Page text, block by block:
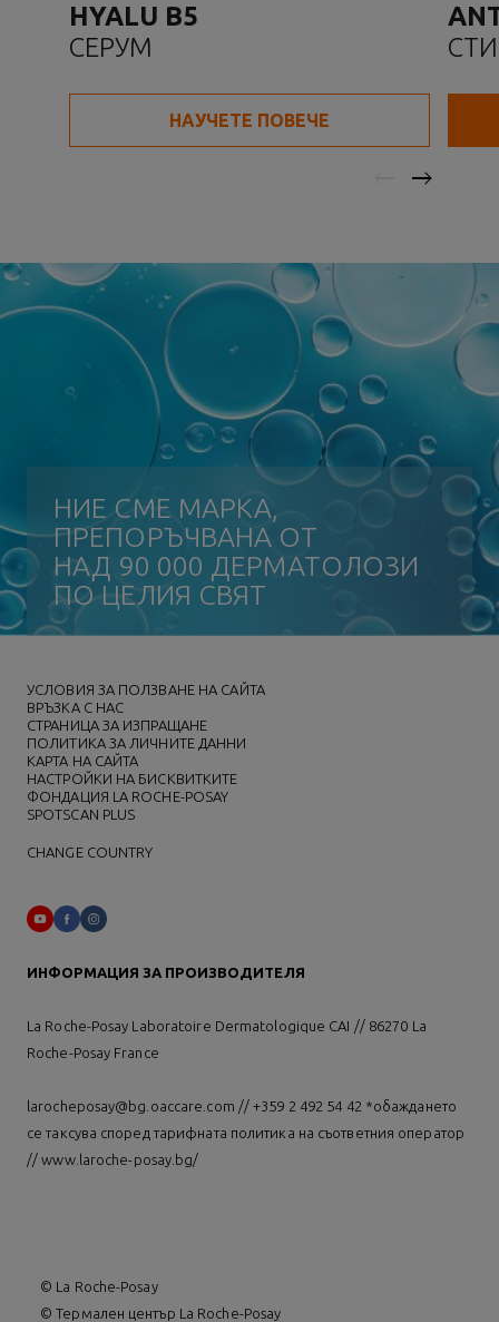
HYALU B5
СЕРУМ
НАУЧЕТЕ ПОВЕЧЕ
НИЕ СМЕ МАРКА,
ПРЕПОРЪЧВАНА ОТ
НАД 90 000 ДЕРМАТОЛОЗИ
ПО ЦЕЛИЯ СВЯТ
УСЛОВИЯ ЗА ПОЛЗВАНЕ НА САЙТА
ВРЪЗКА С НАС
СТРАНИЦА ЗА ИЗПРАЩАНЕ
ПОЛИТИКА ЗА ЛИЧНИТЕ ДАННИ
КАРТА НА САЙТА
НАСТРОЙКИ НА БИСКВИТКИТЕ
ФОНДАЦИЯ LA ROCHE-POSAY
SPOTSCAN PLUS
CHANGE COUNTRY
ИНФОРМАЦИЯ ЗА ПРОИЗВОДИТЕЛЯ
La Roche-Posay Laboratoire Dermatologique CAI // 86270 La
Roche-Posay France
larocheposay@bg.oaccare.com // +359 2 492 54 42 *обаждането
се таксува според тарифната политика на съответния оператор
//www.laroche-posay.bg/
© La Roche-Posay
© Термален център La Roche-Posay